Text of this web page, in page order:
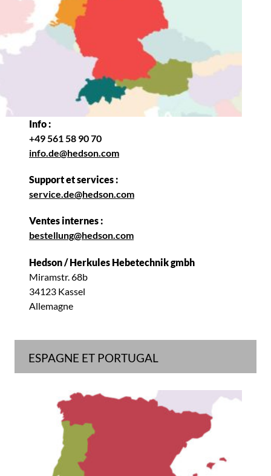
Info :
+49 561 58 90 70
info.de@hedson.com
Support et services :
service.de@hedson.com
Ventes internes :
bestellung@hedson.com
Hedson / Herkules Hebetechnik gmbh
Miramstr. 68b
34123 Kassel
Allemagne
ESPAGNE ET PORTUGAL